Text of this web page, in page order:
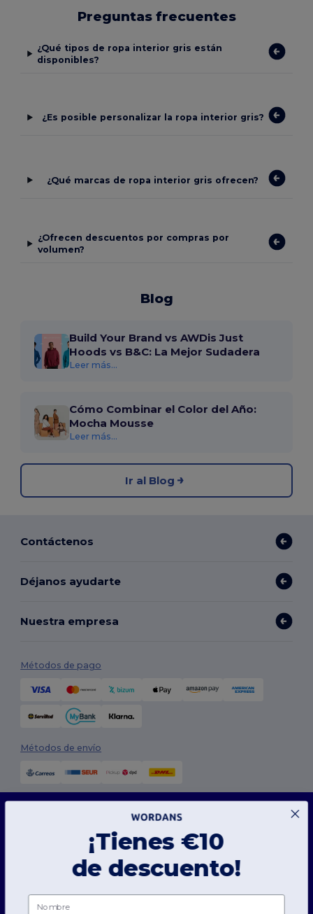
Preguntas frecuentes
¿Qué tipos de ropa interior gris están
disponibles?
¿Es posible personalizar la ropa interior gris?
¿Qué marcas de ropa interior gris ofrecen?
¿Ofrecen descuentos por compras por
volumen?
Blog
Build Your Brand vs AWDis Just
Hoods vs B&C: La Mejor Sudadera
Leer más...
Cómo Combinar el Color del Año:
Mocha Mousse
Leer más...
Ir al Blog
Contáctenos
Déjanos ayudarte
Nuestra empresa
Métodos de pago
Métodos de envío
Nuestro sitio web utiliza cookies propias y de terceros para mejorar la funcionalidad
general, recordar tus preferencias, analizar el rendimiento del sitio web y garantizar
una experiencia de navegación fluida y personalizada, que incluye contenido adaptado,
interacciones optimizadas con nuestro sitio web y publicidad.
Puedes gestionar tus preferencias de cookies en cualquier momento. Las cookies
esenciales, que son necesarias para el funcionamiento del sitio web, no pueden ser
Sin embargo, puedes elegir permitir o bloquear otros tipos de cookies, como las
utilizadas para personalización, análisis y publicidad.
¡Tienes €10
de descuento!
Nombre